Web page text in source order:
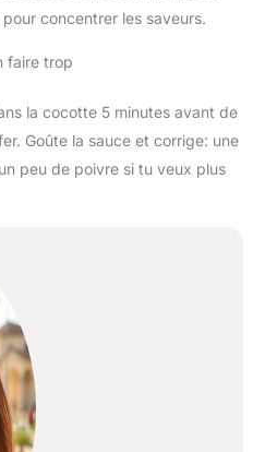
concentrer les saveurs.
faire trop
la cocotte 5 minutes avant de
Goûte la sauce et corrige: une
peu de poivre si tu veux plus